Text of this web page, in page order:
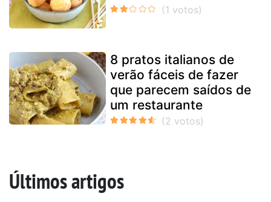
8 pratos italianos de
verão fáceis de fazer
que parecem saídos de
um restaurante
Últimos artigos